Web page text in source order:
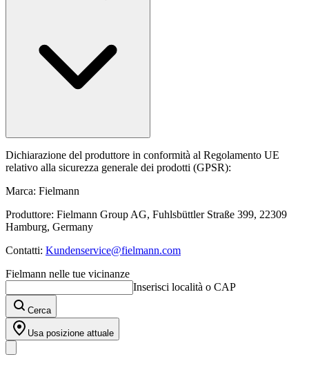
Dichiarazione del produttore in conformità al Regolamento UE
relativo alla sicurezza generale dei prodotti (GPSR):
Marca: Fielmann
Produttore: Fielmann Group AG, Fuhlsbüttler Straße 399, 22309
Hamburg, Germany
Contatti: Kundenservice@fielmann.com
Fielmann nelle tue vicinanze
Inserisci località o CAP
Cerca
Usa posizione attuale